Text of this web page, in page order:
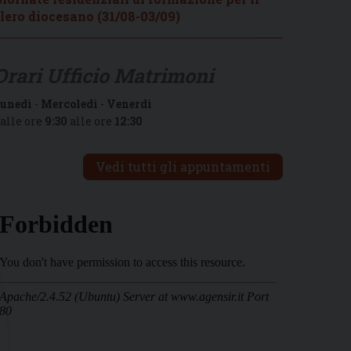
diocesano (31/08-03/09)
- Mercoledì - Venerdì
ore 9:30 alle ore 12:30
Vedi tutti gli appuntamenti